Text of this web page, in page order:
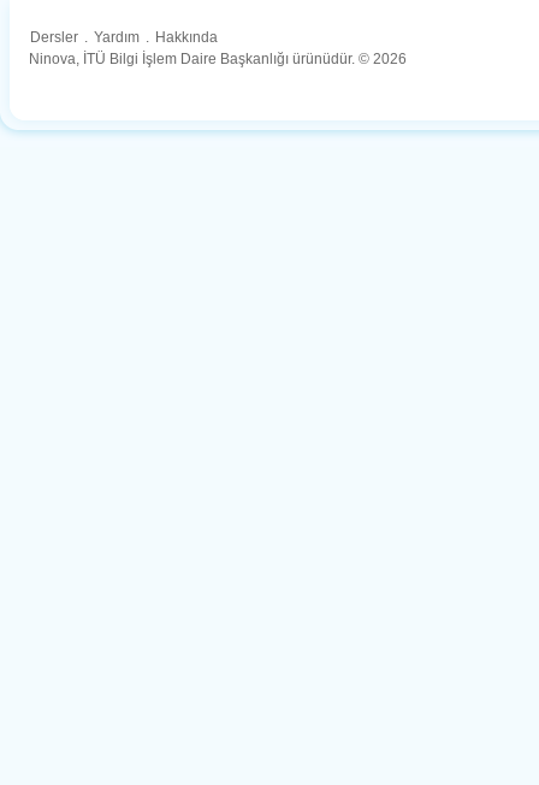
Dersler . Yardım . Hakkında
Ninova, İTÜ Bilgi İşlem Daire Başkanlığı ürünüdür. © 2026